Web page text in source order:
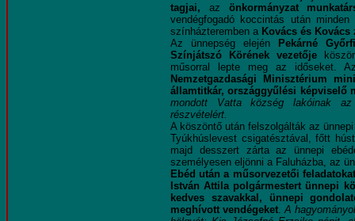
tagjai, az önkormányzat
vendégfogadó koccintás után
színházteremben a Kovács és
Az ünnepség elején
Pekárné
Színjátszó Körének vezetője
műsorral lepte meg az időseket.
Nemzetgazdasági Minisztérium
államtitkár, országgyűlési képviselő
mondott Vatta község lakóinak az
részvételért.
A köszöntő után felszolgálták az
Tyúkhúslevest csigatésztával, főtt
majd desszert zárta az ünnepi
személyesen eljönni a Faluházba, az
Ebéd után a műsorvezetői
István Attila polgármestert ünnepi
kedves szavakkal, ünnepi
meghívott vendégeket.A